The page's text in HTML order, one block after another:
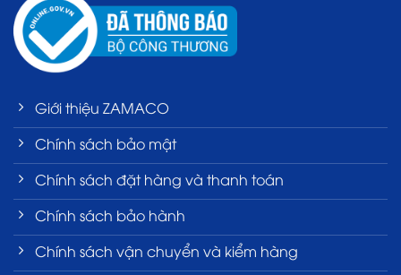
Giới thiệu ZAMACO
Chính sách bảo mật
Chính sách đặt hàng và thanh toán
Chính sách bảo hành
Chính sách vận chuyển và kiểm hàng